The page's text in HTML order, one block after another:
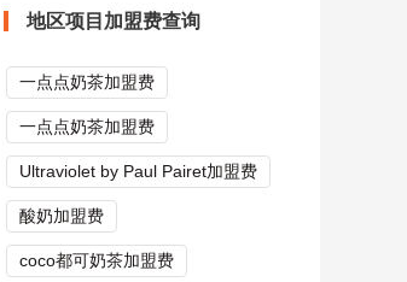
地区项目加盟费查询
一点点奶茶加盟费
一点点奶茶加盟费
Ultraviolet by Paul Pairet加盟费
酸奶加盟费
coco都可奶茶加盟费